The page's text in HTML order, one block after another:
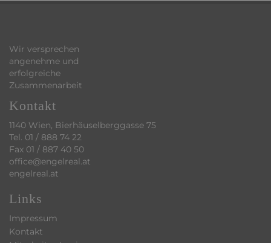
Wir versprechen
angenehme und
erfolgreiche
Zusammenarbeit
Kontakt
1140 Wien, Bierhäuselberggasse 75
Tel. 01 / 888 74 22
Fax 01 / 887 40 50
office@engelreal.at
engelreal.at
Links
Impressum
Kontakt